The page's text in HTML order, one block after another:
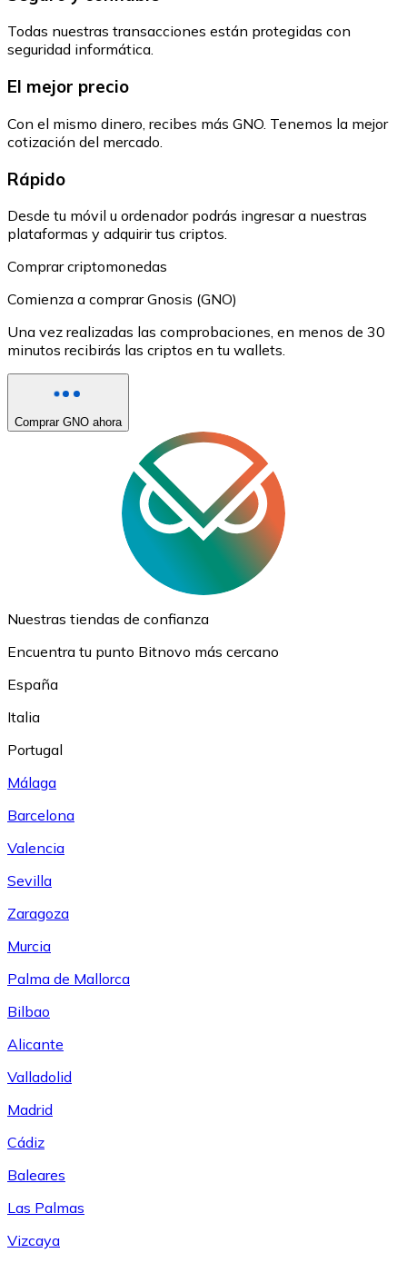
Todas nuestras transacciones están protegidas con
seguridad informática.
El mejor precio
Con el mismo dinero, recibes más GNO. Tenemos la mejor
cotización del mercado.
Rápido
Desde tu móvil u ordenador podrás ingresar a nuestras
plataformas y adquirir tus criptos.
Comprar criptomonedas
Comienza a comprar Gnosis (GNO)
Una vez realizadas las comprobaciones, en menos de 30
minutos recibirás las criptos en tu wallets.
Comprar GNO ahora
Nuestras tiendas de confianza
Encuentra tu punto Bitnovo más cercano
España
Italia
Portugal
Málaga
Barcelona
Valencia
Sevilla
Zaragoza
Murcia
Palma de Mallorca
Bilbao
Alicante
Valladolid
Madrid
Cádiz
Baleares
Las Palmas
Vizcaya